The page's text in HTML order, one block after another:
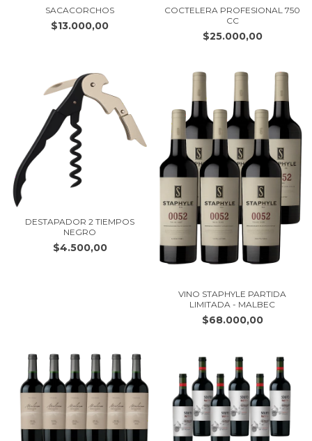
SACACORCHOS
$13.000,00
COCTELERA PROFESIONAL 750
CC
$25.000,00
DESTAPADOR 2 TIEMPOS
NEGRO
$4.500,00
VINO STAPHYLE PARTIDA
LIMITADA - MALBEC
$68.000,00